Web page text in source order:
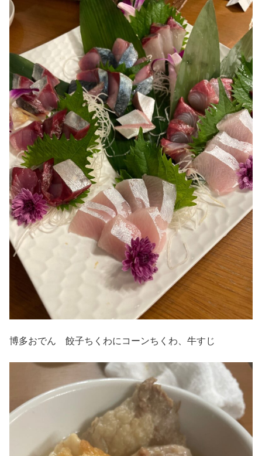
博多おでん 餃子ちくわにコーンちくわ、牛すじ